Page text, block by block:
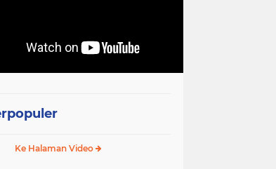
Ke Halaman Video